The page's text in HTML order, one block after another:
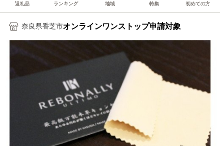
返礼品 ランキング 地域 特集 初めての方
奈良県香芝市オンラインワンストップ申請対象